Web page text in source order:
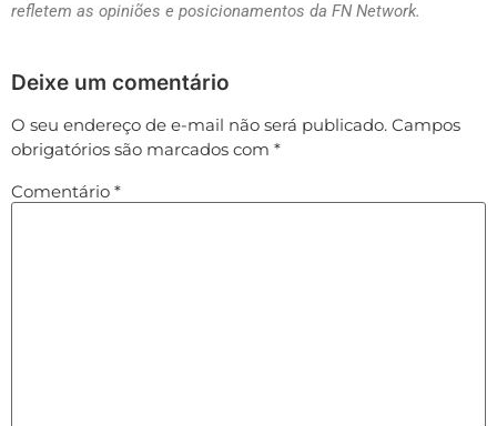
refletem as opiniões e posicionamentos da FN Network.
Deixe um comentário
O seu endereço de e-mail não será publicado. Campos
obrigatórios são marcados com *
Comentário *